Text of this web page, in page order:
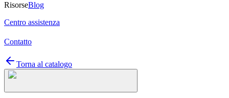
RisorseBlog
Centro assistenza
Contatto
Torna al catalogo